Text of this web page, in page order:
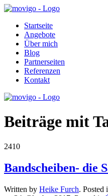
Startseite
Angebote
Über mich
Blog
Partnerseiten
Referenzen
Kontakt
Beiträge mit
2410
Bandscheiben- die
Written by Heike Furch. Posted